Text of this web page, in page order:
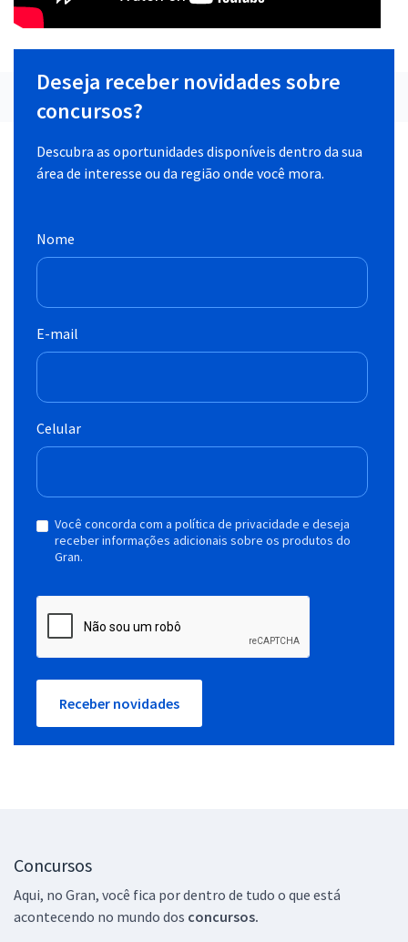
Deseja receber novidades sobre
concursos?
Descubra as oportunidades disponíveis dentro da sua
área de interesse ou da região onde você mora.
Nome
E-mail
Celular
Você concorda com a política de privacidade e deseja
receber informações adicionais sobre os produtos do
Gran.
Receber novidades
Concursos
Aqui, no Gran, você fica por dentro de tudo o que está
acontecendo no mundo dos concursos.